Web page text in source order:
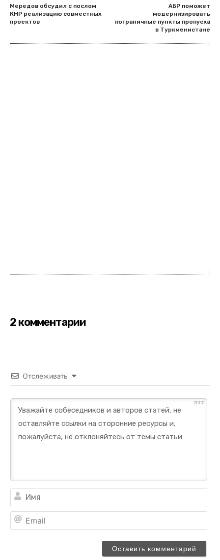
Мередов обсудил с послом
КНР реализацию совместных
проектов
АБР поможет
модернизировать
пограничные пункты пропуска
в Туркменистане
2 комментарии
Отслеживать
2000